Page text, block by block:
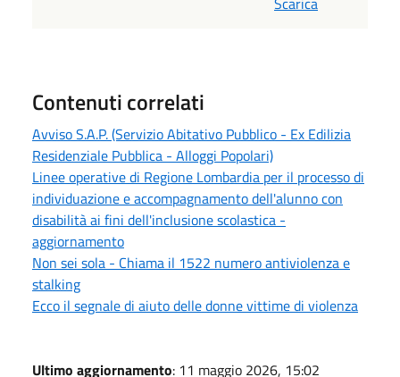
Contenuti correlati
Avviso S.A.P. (Servizio Abitativo Pubblico - Ex Edilizia
Residenziale Pubblica - Alloggi Popolari)
Linee operative di Regione Lombardia per il processo di
individuazione e accompagnamento dell'alunno con
disabilità ai fini dell'inclusione scolastica -
aggiornamento
Non sei sola - Chiama il 1522 numero antiviolenza e
stalking
Ecco il segnale di aiuto delle donne vittime di violenza
Ultimo aggiornamento: 11 maggio 2026, 15:02